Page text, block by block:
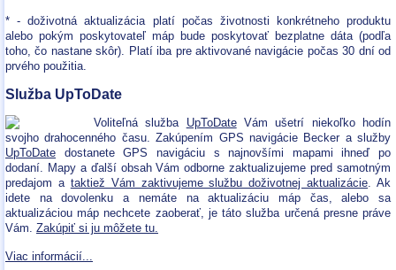
* - doživotná aktualizácia platí počas životnosti konkrétneho produktu
alebo pokým poskytovateľ máp bude poskytovať bezplatne dáta (podľa
toho, čo nastane skôr). Platí iba pre aktivované navigácie počas 30 dní od
prvého použitia.
Služba UpToDate
Voliteľná služba UpToDateVám ušetrí niekoľko hodín
svojho drahocenného času. Zakúpením GPS navigácie Becker a služby
UpToDate dostanete GPS navigáciu s najnovšími mapami ihneď po
dodaní. Mapy a ďalší obsah Vám odborne zaktualizujeme pred samotným
predajom a taktiež Vám zaktivujeme službu doživotnej aktualizácie. Ak
idete na dovolenku a nemáte na aktualizáciu máp čas, alebo sa
aktualizáciou máp nechcete zaoberať, je táto služba určená presne práve
Vám. Zakúpiť si ju môžete tu.
Viac informácií...